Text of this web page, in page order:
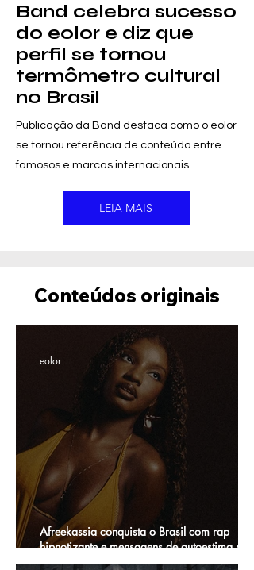
Band celebra sucesso
do eolor e diz que
perfil se tornou
termômetro cultural
no Brasil
Publicação da Band destaca como o eolor
se tornou referência de conteúdo entre
famosos e marcas internacionais.
LEIA MAIS
Conteúdos originais
Afreekassia conquista o Brasil com rap
hipnotizante e mensagens de autoestima para
mulheres negras
eolor